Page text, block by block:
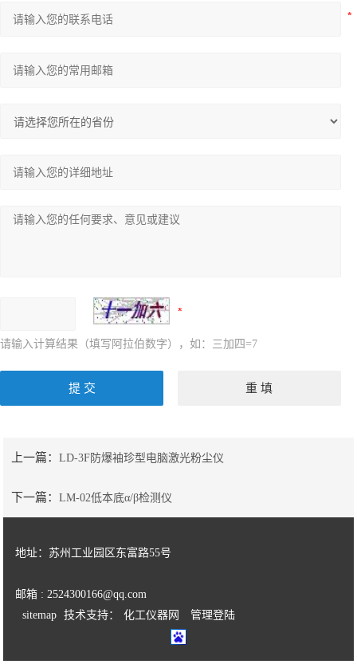
请输入计算结果（填写阿拉伯数字），如：三加四=7
上一篇：LD-3F防爆袖珍型电脑激光粉尘仪
下一篇：LM-02低本底α/β检测仪
地址：苏州工业园区东富路55号
邮箱 : 2524300166@qq.com
sitemap
技术支持： 化工仪器网 管理登陆